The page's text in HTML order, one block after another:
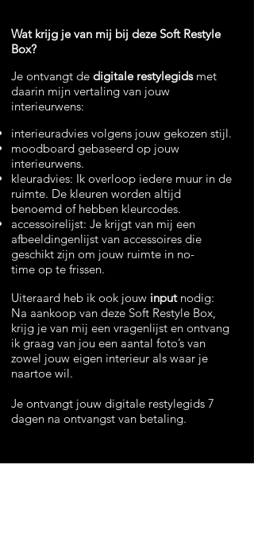
Wat krijg je van mij bij deze Soft Restyle
Box?
Je ontvangt de digitale restylegids met
daarin mijn vertaling van jouw
interieurwens:
interieuradvies volgens jouw gekozen stijl.
moodboard gebaseerd op jouw
interieurwens.
kleuradvies: Ik overloop iedere muur in de
ruimte. De kleuren worden altijd
benoemd of hebben kleurcodes.
accessoirelijst: Je krijgt van mij een
afbeeldingenlijst van accessoires die
geschikt zijn om jouw ruimte in no-
time op te frissen.
Uiteraard heb ik ook jouw input nodig:
Na aankoop van deze Soft Restyle Box,
krijg je van mij een vragenlijst en ontvang
ik graag van jou een aantal foto’s van
zowel jouw eigen interieur als waar je
naartoe wil.
Je ontvangt jouw digitale restylegids 7
dagen na ontvangst van betaling.
dan extra voor jouw persoonlijkerestyle